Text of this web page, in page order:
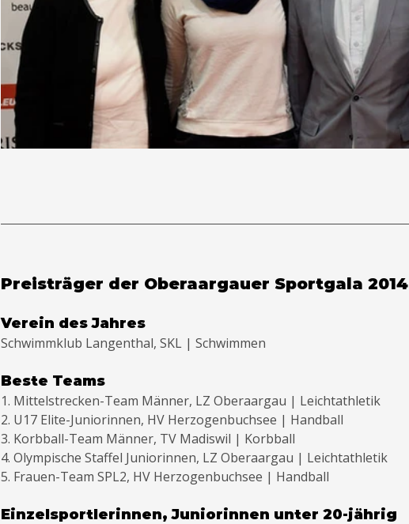
Preisträger der Oberaargauer Sportgala 2014
Verein des Jahres
Schwimmklub Langenthal, SKL | Schwimmen
Beste Teams
1. Mittelstrecken-Team Männer, LZ Oberaargau | Leichtathletik
2. U17 Elite-Juniorinnen, HV Herzogenbuchsee | Handball
3. Korbball-Team Männer, TV Madiswil | Korbball
4. Olympische Staffel Juniorinnen, LZ Oberaargau | Leichtathletik
5. Frauen-Team SPL2, HV Herzogenbuchsee | Handball
Einzelsportlerinnen, Juniorinnen unter 20-jährig